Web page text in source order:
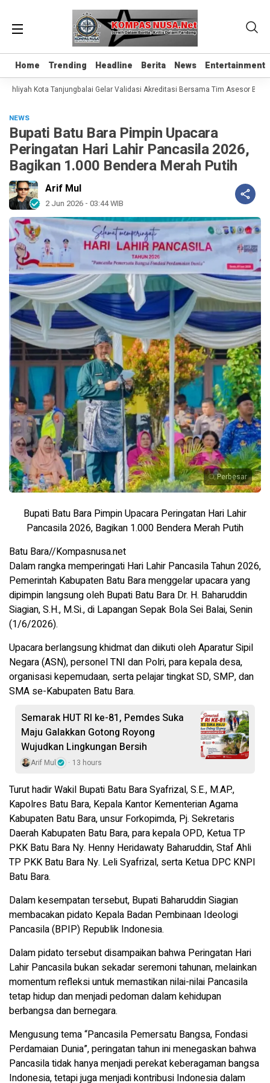
Home Trending Headline Berita News Entertainment
Home Trending Headline Berita News Entertainment
Kota Tanjungbalai Gelar Validasi Akreditasi Bersama Tim Asesor BAN-
NEWS
Bupati Batu Bara Pimpin Upacara
Peringatan Hari Lahir Pancasila 2026,
Bagikan 1.000 Bendera Merah Putih
Arif Mul
2 Jun 2026 - 03:44 WIB
Perbesar
Bupati Batu Bara Pimpin Upacara Peringatan Hari Lahir
Pancasila 2026, Bagikan 1.000 Bendera Merah Putih
Batu Bara//Kompasnusa.net
Dalam rangka memperingati Hari Lahir Pancasila Tahun 2026,
Pemerintah Kabupaten Batu Bara menggelar upacara yang
dipimpin langsung oleh Bupati Batu Bara Dr. H. Baharuddin
Siagian, S.H., M.Si., di Lapangan Sepak Bola Sei Balai, Senin
(1/6/2026).
Upacara berlangsung khidmat dan diikuti oleh Aparatur Sipil
Negara (ASN), personel TNI dan Polri, para kepala desa,
organisasi kepemudaan, serta pelajar tingkat SD, SMP, dan
SMA se-Kabupaten Batu Bara.
Semarak HUT RI ke-81, Pemdes Suka
Maju Galakkan Gotong Royong
Wujudkan Lingkungan Bersih
Arif Mul 13 hours
Turut hadir Wakil Bupati Batu Bara Syafrizal, S.E., M.AP.,
Kapolres Batu Bara, Kepala Kantor Kementerian Agama
Kabupaten Batu Bara, unsur Forkopimda, Pj. Sekretaris
Daerah Kabupaten Batu Bara, para kepala OPD, Ketua TP
PKK Batu Bara Ny. Henny Heridawaty Baharuddin, Staf Ahli
TP PKK Batu Bara Ny. Leli Syafrizal, serta Ketua DPC KNPI
Batu Bara.
Dalam kesempatan tersebut, Bupati Baharuddin Siagian
membacakan pidato Kepala Badan Pembinaan Ideologi
Pancasila (BPIP) Republik Indonesia.
Dalam pidato tersebut disampaikan bahwa Peringatan Hari
Lahir Pancasila bukan sekadar seremoni tahunan, melainkan
momentum refleksi untuk memastikan nilai-nilai Pancasila
tetap hidup dan menjadi pedoman dalam kehidupan
berbangsa dan bernegara.
Mengusung tema “Pancasila Pemersatu Bangsa, Fondasi
Perdamaian Dunia”, peringatan tahun ini menegaskan bahwa
Pancasila tidak hanya menjadi perekat keberagaman bangsa
Indonesia, tetapi juga menjadi kontribusi Indonesia dalam